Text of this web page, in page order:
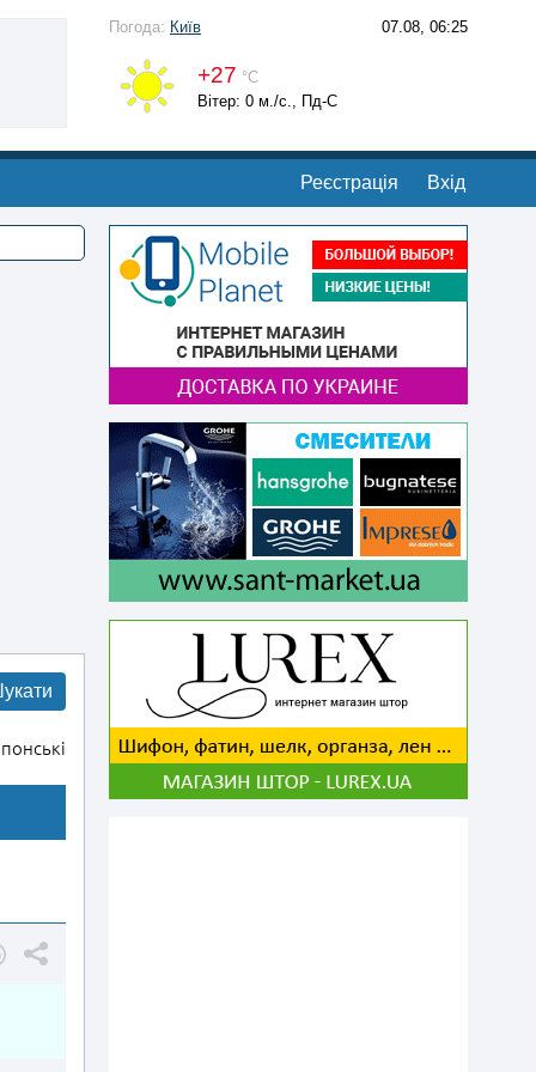
Погода: Київ 07.08, 06:25
+27 °С
Вітер: 0 м./с., Пд-С
Реєстрація Вхід